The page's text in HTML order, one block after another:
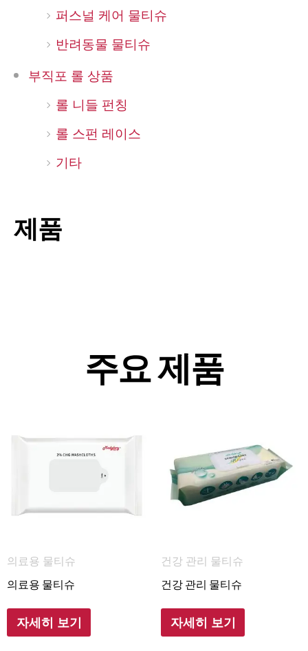
퍼스널 케어 물티슈
반려동물 물티슈
부직포 롤 상품
롤 니들 펀칭
롤 스펀 레이스
기타
제품
주요 제품
의료용 물티슈
의료용 물티슈
자세히 보기
건강 관리 물티슈
건강 관리 물티슈
자세히 보기